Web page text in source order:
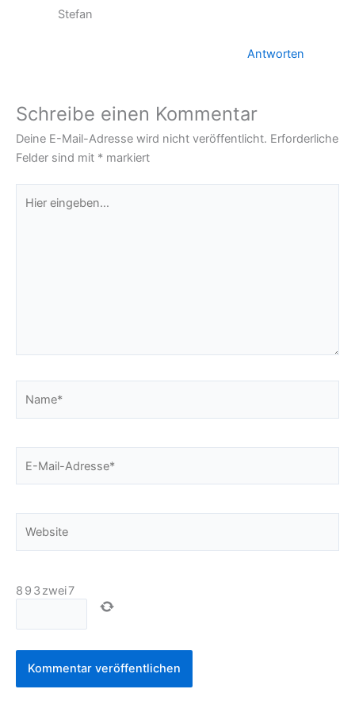
Stefan
Antworten
Schreibe einen Kommentar
Deine E-Mail-Adresse wird nicht veröffentlicht. Erforderliche
Felder sind mit * markiert
eingeben…
Mail-
8 9 3 zwei7